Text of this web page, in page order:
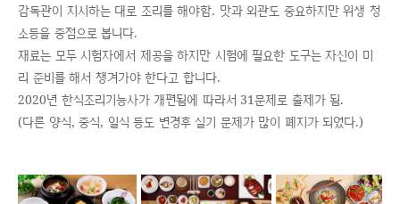
감독관이 지시하는 대로 조리를 해야함. 맛과 외관도 중요하지만 위생 청
소등을 중점으로 봅니다.
재료는 모두 시험자에서 제공을 하지만 시험에 필요한 도구는 자신이 미
리 준비를 해서 챙겨가야 한다고 합니다.
2020년 한식조리기능사가 개편됨에 따라서 31문제로 출제가 됨.
(다른 양식, 중식, 일식 등도 변경후 실기 문제가 많이 폐지가 되었다.)